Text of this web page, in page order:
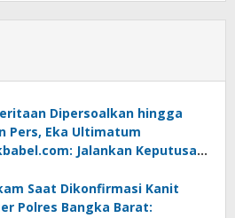
Dipersoalkan hingga
Pers, Eka Ultimatum
Jalankan Keputusan
Saat Dikonfirmasi Kanit
Polres Bangka Barat: